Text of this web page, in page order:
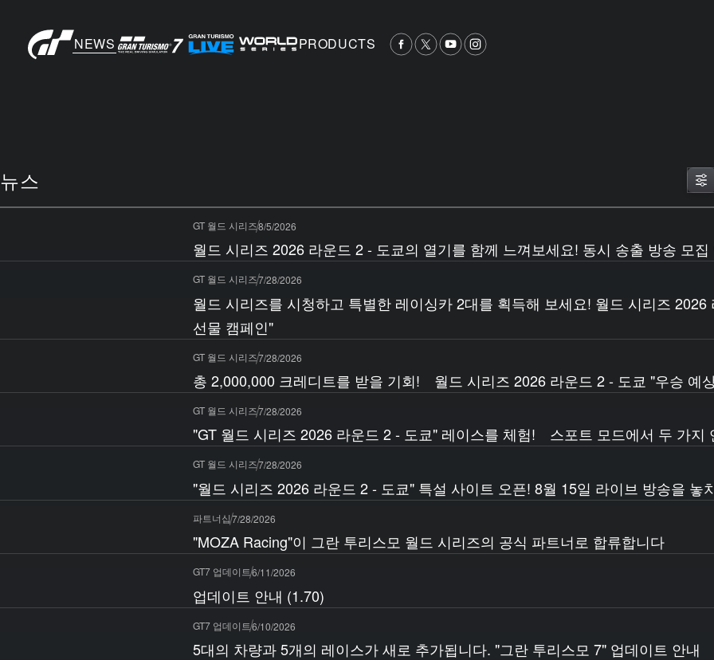
NEWS PRODUCTS
뉴스
GT 월드 시리즈8/5/2026
월드 시리즈 2026 라운드 2 - 도쿄의 열기를 함께 느껴보세요! 동시 송출 방송 모집
GT 월드 시리즈7/28/2026
월드 시리즈를 시청하고 특별한 레이싱카 2대를 획득해 보세요! 월드 시리즈 2026
선물 캠페인"
GT 월드 시리즈7/28/2026
총 2,000,000 크레디트를 받을 기회! 월드 시리즈 2026 라운드 2 - 도쿄 "우승 예
GT 월드 시리즈7/28/2026
"GT 월드 시리즈 2026 라운드 2 - 도쿄" 레이스를 체험! 스포트 모드에서 두 가지
GT 월드 시리즈7/28/2026
"월드 시리즈 2026 라운드 2 - 도쿄" 특설 사이트 오픈! 8월 15일 라이브 방송을 놓
파트너십7/28/2026
"MOZA Racing"이 그란 투리스모 월드 시리즈의 공식 파트너로 합류합니다
GT7 업데이트6/11/2026
업데이트 안내 (1.70)
GT7 업데이트6/10/2026
5대의 차량과 5개의 레이스가 새로 추가됩니다. "그란 투리스모 7" 업데이트 안내